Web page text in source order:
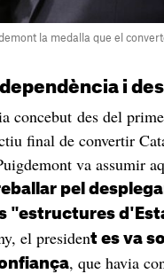
la medalla que el
i
concebut des del
final de convertir
va assumir
pel
"estructures
el president es va
, que havia